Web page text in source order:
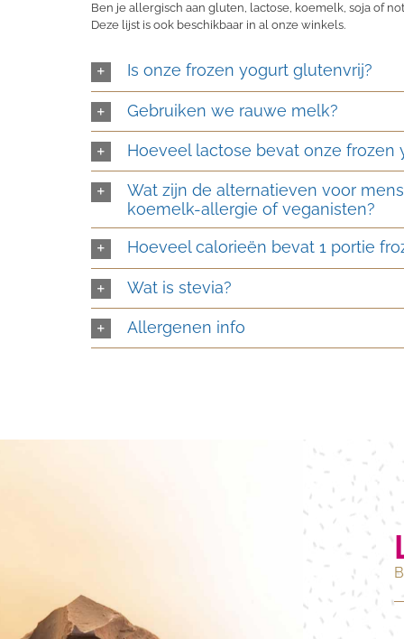
Ben je allergisch aan gluten, lactose, koemelk, soja of
Deze lijst is ook beschikbaar in al onze winkels.
Is onze frozen yogurt glutenvrij?
Gebruiken we rauwe melk?
Hoeveel lactose bevat onze frozen
Wat zijn de alternatieven voor
koemelk-allergie of veganisten?
Hoeveel calorieën bevat 1 portie
Wat is stevia?
Allergenen info